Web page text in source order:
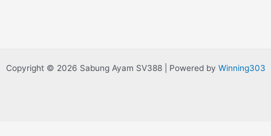
Copyright © 2026 Sabung Ayam SV388 | Powered by Winning303